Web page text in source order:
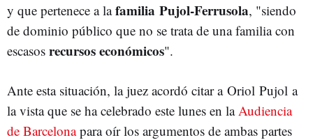
y que pertenece a lafamilia Pujol-Ferrusola, "siendo
de dominio público que no se trata de una familia con
escasos recursos económicos".
Ante esta situación, la juez acordó citar a Oriol Pujol a
la vista que se ha celebrado este lunes en laAudiencia
de Barcelonapara oír los argumentos de ambas partes